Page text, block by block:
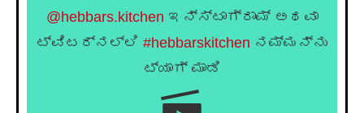
@hebbars.kitchen ಇನ್ಸ್ಟಾಗ್ರಾಮ್ ಅಥವಾ
ಟ್ವಿಟರ್‌ನಲ್ಲಿ #hebbarskitchen ನಮ್ಮನ್ನು
ಟ್ಯಾಗ್ ಮಾಡಿ